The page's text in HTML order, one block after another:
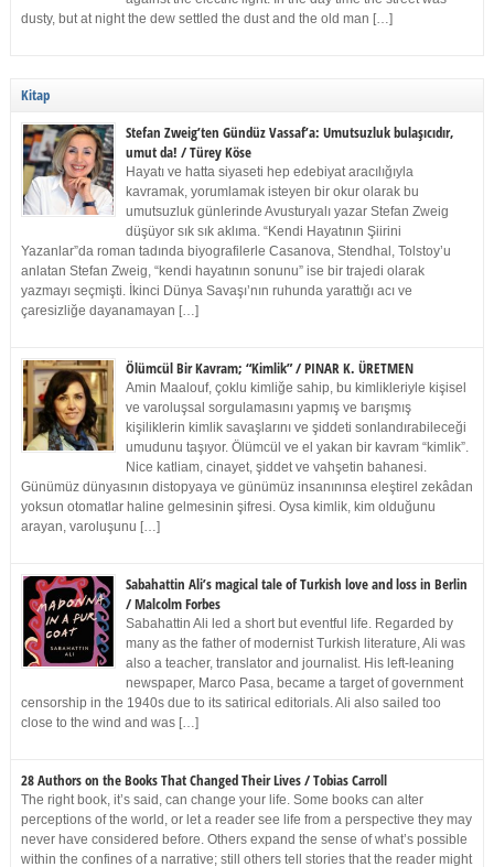
dusty, but at night the dew settled the dust and the old man […]
Kitap
Stefan Zweig’ten Gündüz Vassaf’a: Umutsuzluk bulaşıcıdır,
umut da! / Türey Köse
Hayatı ve hatta siyaseti hep edebiyat aracılığıyla
kavramak, yorumlamak isteyen bir okur olarak bu
umutsuzluk günlerinde Avusturyalı yazar Stefan Zweig
düşüyor sık sık aklıma. “Kendi Hayatının Şiirini
Yazanlar”da roman tadında biyografilerle Casanova, Stendhal, Tolstoy’u
anlatan Stefan Zweig, “kendi hayatının sonunu” ise bir trajedi olarak
yazmayı seçmişti. İkinci Dünya Savaşı’nın ruhunda yarattığı acı ve
çaresizliğe dayanamayan […]
Ölümcül Bir Kavram; “Kimlik” / PINAR K. ÜRETMEN
Amin Maalouf, çoklu kimliğe sahip, bu kimlikleriyle kişisel
ve varoluşsal sorgulamasını yapmış ve barışmış
kişiliklerin kimlik savaşlarını ve şiddeti sonlandırabileceği
umudunu taşıyor. Ölümcül ve el yakan bir kavram “kimlik”.
Nice katliam, cinayet, şiddet ve vahşetin bahanesi.
Günümüz dünyasının distopyaya ve günümüz insanınınsa eleştirel zekâdan
yoksun otomatlar haline gelmesinin şifresi. Oysa kimlik, kim olduğunu
arayan, varoluşunu […]
Sabahattin Ali’s magical tale of Turkish love and loss in Berlin
/ Malcolm Forbes
Sabahattin Ali led a short but eventful life. Regarded by
many as the father of modernist Turkish literature, Ali was
also a teacher, translator and journalist. His left-leaning
newspaper, Marco Pasa, became a target of government
censorship in the 1940s due to its satirical editorials. Ali also sailed too
close to the wind and was […]
28 Authors on the Books That Changed Their Lives / Tobias Carroll
The right book, it’s said, can change your life. Some books can alter
perceptions of the world, or let a reader see life from a perspective they may
never have considered before. Others expand the sense of what’s possible
within the confines of a narrative; still others tell stories that the reader might